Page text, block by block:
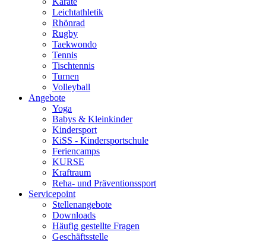
Leichtathletik
Rhönrad
Rugby
Taekwondo
Tennis
Tischtennis
Turnen
Volleyball
Angebote
Yoga
Babys & Kleinkinder
Kindersport
KiSS - Kindersportschule
Feriencamps
KURSE
Kraftraum
Reha- und Präventionssport
Servicepoint
Stellenangebote
Downloads
Häufig gestellte Fragen
Geschäftsstelle